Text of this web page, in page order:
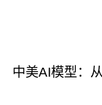
中美AI模型：